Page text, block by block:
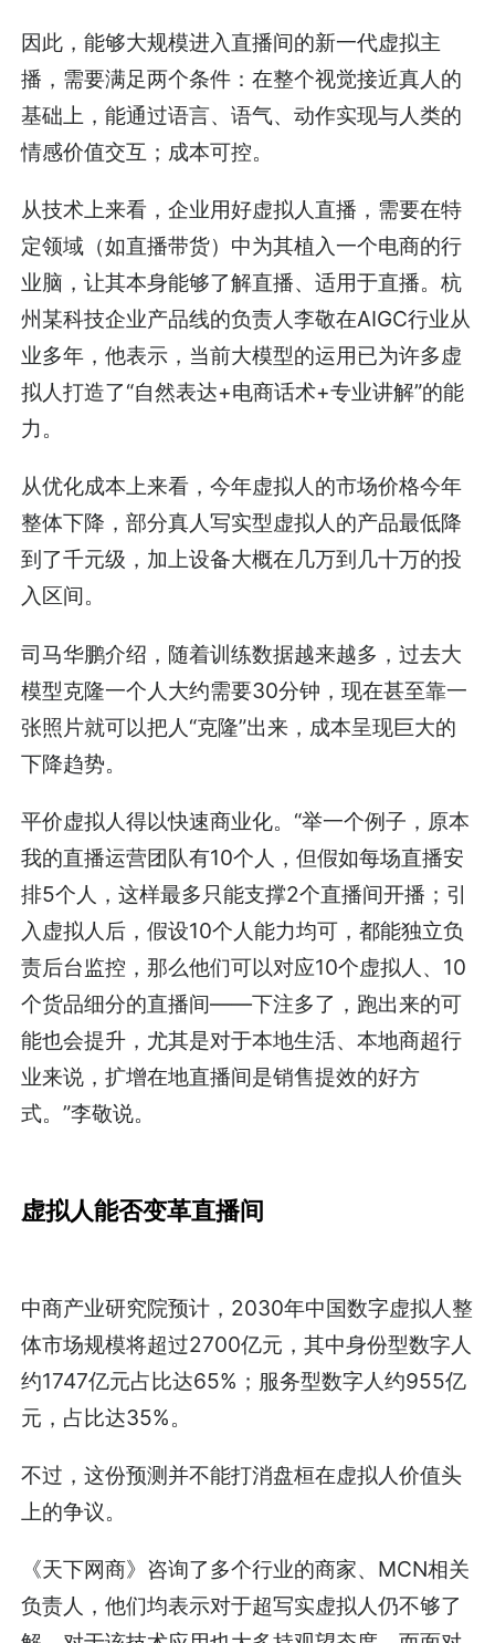
因此，能够大规模进入直播间的新一代虚拟主
播，需要满足两个条件：在整个视觉接近真人的
基础上，能通过语言、语气、动作实现与人类的
情感价值交互；成本可控。
从技术上来看，企业用好虚拟人直播，需要在特
定领域（如直播带货）中为其植入一个电商的行
业脑，让其本身能够了解直播、适用于直播。杭
州某科技企业产品线的负责人李敬在AIGC行业从
业多年，他表示，当前大模型的运用已为许多虚
拟人打造了“自然表达+电商话术+专业讲解”的能
力。
从优化成本上来看，今年虚拟人的市场价格今年
整体下降，部分真人写实型虚拟人的产品最低降
到了千元级，加上设备大概在几万到几十万的投
入区间。
司马华鹏介绍，随着训练数据越来越多，过去大
模型克隆一个人大约需要30分钟，现在甚至靠一
张照片就可以把人“克隆”出来，成本呈现巨大的
下降趋势。
平价虚拟人得以快速商业化。“举一个例子，原本
我的直播运营团队有10个人，但假如每场直播安
排5个人，这样最多只能支撑2个直播间开播；引
入虚拟人后，假设10个人能力均可，都能独立负
责后台监控，那么他们可以对应10个虚拟人、10
个货品细分的直播间——下注多了，跑出来的可
能也会提升，尤其是对于本地生活、本地商超行
业来说，扩增在地直播间是销售提效的好方
式。”李敬说。
虚拟人能否变革直播间
中商产业研究院预计，2030年中国数字虚拟人整
体市场规模将超过2700亿元，其中身份型数字人
约1747亿元占比达65%；服务型数字人约955亿
元，占比达35%。
不过，这份预测并不能打消盘桓在虚拟人价值头
上的争议。
《天下网商》咨询了多个行业的商家、MCN相关
负责人，他们均表示对于超写实虚拟人仍不够了